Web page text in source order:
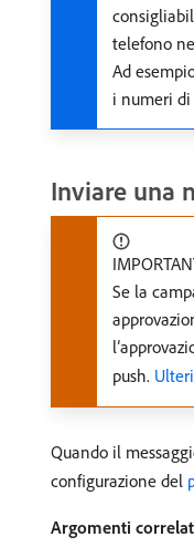
telefono
Ad
i numeri di
Inviare una
Se la
push.
Quando il
configurazione del
Argomenti